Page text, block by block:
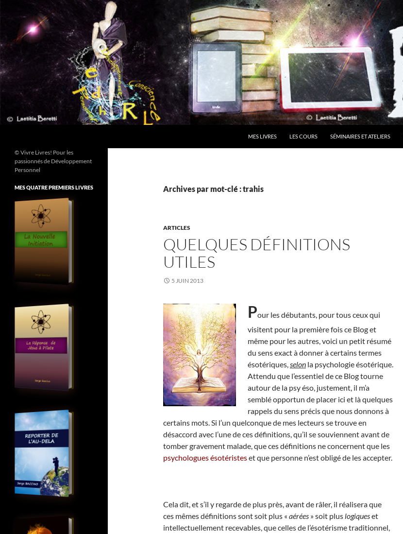
contenu
MES LIVRES LES COURS SÉMINAIRES ET ATELIERS
Archives par mot-clé : trahis
ARTICLES
QUELQUES DÉFINITIONS
UTILES
5 JUIN 2013
Pour les débutants, pour tous ceux qui
visitent pour la première fois ce Blog et
même pour les autres, voici un petit résumé
du sens exact à donner à certains termes
ésotériques,selon la psychologie ésotérique.
Attendu que l’essentiel de ce Blog tourne
autour de la psy éso, justement, il m’a
semblé opportun de placer ici et là quelques
rappels du sens précis que nous donnons à
certains mots. Si l’un quelconque de mes lecteurs se trouve en
désaccord avec l’une de ces définitions, qu’il se souviennent avant de
tomber gravement malade, que ces définitions ne concernent que les
psychologues ésotéristeset que personne n’est obligé de les accepter.
Cela dit, et s’il y regarde de plus près, avant de râler, il réalisera que
ces mêmes définitions sont soit plus « aérées » soit plus logiqueset
intellectuellement recevables, que celles de l’ésotérisme traditionnel,
© Vivre Livres! Pour les
passionnés de Développement
Personnel
MES QUATRE PREMIERS LIVRES